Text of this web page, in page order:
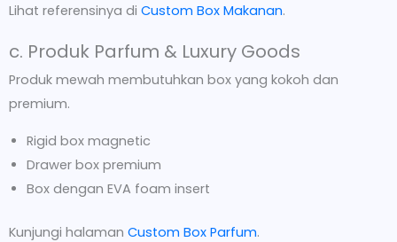
Lihat referensinya di Custom Box Makanan.
c. Produk Parfum & Luxury Goods
Produk mewah membutuhkan box yang kokoh dan
premium.
Rigid box magnetic
Drawer box premium
Box dengan EVA foam insert
Kunjungi halaman Custom Box Parfum.